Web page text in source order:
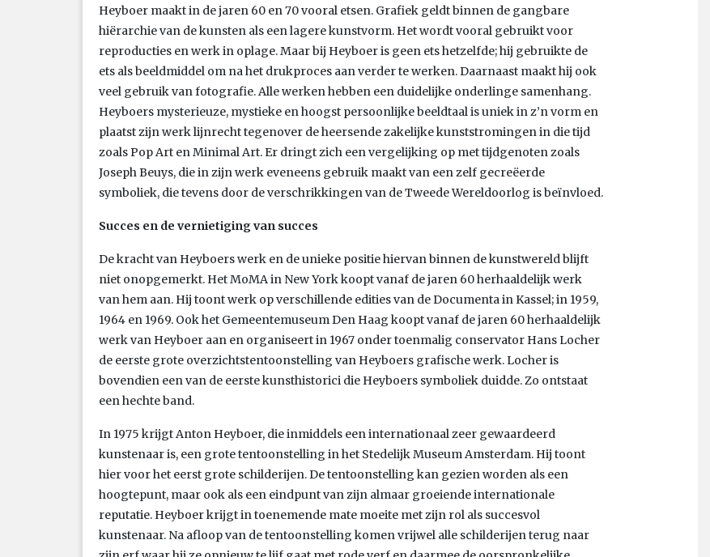
Heyboer maakt in de jaren 60 en 70 vooral etsen. Grafiek geldt binnen de gangbare
hiërarchie van de kunsten als een lagere kunstvorm. Het wordt vooral gebruikt voor
reproducties en werk in oplage. Maar bij Heyboer is geen ets hetzelfde; hij gebruikte de
ets als beeldmiddel om na het drukproces aan verder te werken. Daarnaast maakt hij ook
veel gebruik van fotografie. Alle werken hebben een duidelijke onderlinge samenhang.
Heyboers mysterieuze, mystieke en hoogst persoonlijke beeldtaal is uniek in z’n vorm en
plaatst zijn werk lijnrecht tegenover de heersende zakelijke kunststromingen in die tijd
zoals Pop Art en Minimal Art. Er dringt zich een vergelijking op met tijdgenoten zoals
Joseph Beuys, die in zijn werk eveneens gebruik maakt van een zelf gecreëerde
symboliek, die tevens door de verschrikkingen van de Tweede Wereldoorlog is beïnvloed.
Succes en de vernietiging van succes
De kracht van Heyboers werk en de unieke positie hiervan binnen de kunstwereld blijft
niet onopgemerkt. Het MoMA in New York koopt vanaf de jaren 60 herhaaldelijk werk
van hem aan. Hij toont werk op verschillende edities van de Documenta in Kassel; in 1959,
1964 en 1969. Ook het Gemeentemuseum Den Haag koopt vanaf de jaren 60 herhaaldelijk
werk van Heyboer aan en organiseert in 1967 onder toenmalig conservator Hans Locher
de eerste grote overzichtstentoonstelling van Heyboers grafische werk. Locher is
bovendien een van de eerste kunsthistorici die Heyboers symboliek duidde. Zo ontstaat
een hechte band.
In 1975 krijgt Anton Heyboer, die inmiddels een internationaal zeer gewaardeerd
kunstenaar is, een grote tentoonstelling in het Stedelijk Museum Amsterdam. Hij toont
hier voor het eerst grote schilderijen. De tentoonstelling kan gezien worden als een
hoogtepunt, maar ook als een eindpunt van zijn almaar groeiende internationale
reputatie. Heyboer krijgt in toenemende mate moeite met zijn rol als succesvol
kunstenaar. Na afloop van de tentoonstelling komen vrijwel alle schilderijen terug naar